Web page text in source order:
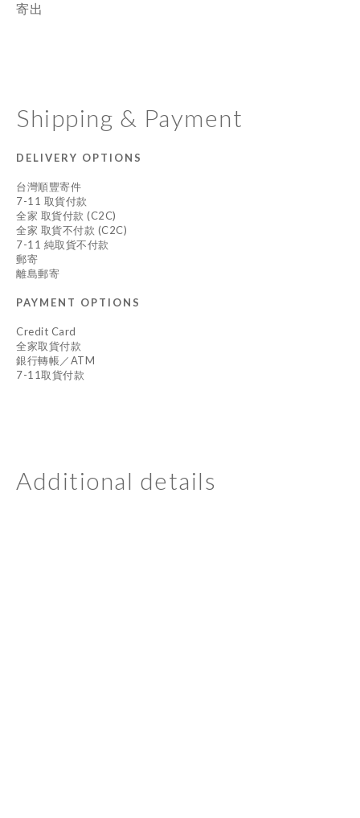
寄出
Shipping & Payment
DELIVERY OPTIONS
台灣順豐寄件
7-11 取貨付款
全家 取貨付款 (C2C)
全家 取貨不付款 (C2C)
7-11 純取貨不付款
郵寄
離島郵寄
PAYMENT OPTIONS
Credit Card
全家取貨付款
銀行轉帳／ATM
7-11取貨付款
Additional details